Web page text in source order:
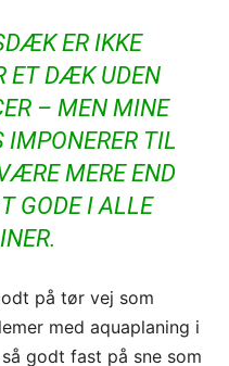
ER IKKE
ET DÆK UDEN
– MEN MINE
IMPONERER TIL
MERE END
GODE I ALLE
på tør vej som
med aquaplaning i
godt fast på sne som